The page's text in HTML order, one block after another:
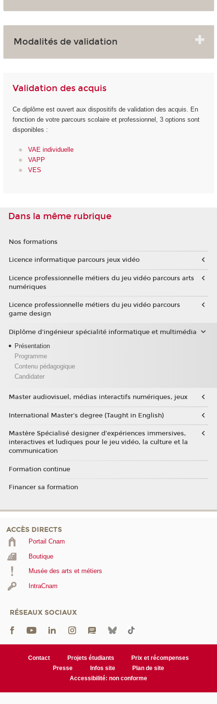
Modalités de validation
Validation des acquis
Ce diplôme est ouvert aux dispositifs de validation des acquis. En
fonction de votre parcours scolaire et professionnel, 3 options sont
disponibles :
VAE individuelle
VAPP
VES
Dans la même rubrique
Nos formations
Licence informatique parcours jeux vidéo
Licence professionnelle métiers du jeu vidéo parcours arts
numériques
Licence professionnelle métiers du jeu vidéo parcours
game design
Diplôme d'ingénieur spécialité informatique et multimédia
Présentation
Programme
Contenu pédagogique
Candidater
Master audiovisuel, médias interactifs numériques, jeux
International Master's degree (Taught in English)
Mastère Spécialisé designer d’expériences immersives,
interactives et ludiques pour le jeu vidéo, la culture et la
communication
Formation continue
Financer sa formation
ACCÈS DIRECTS
Portail Cnam
Boutique
Musée des arts et métiers
IntraCnam
RÉSEAUX SOCIAUX
Contact Projets étudiants
Prix et récompenses
Presse
Infos site
Plan de site
Accessibilité: non conforme